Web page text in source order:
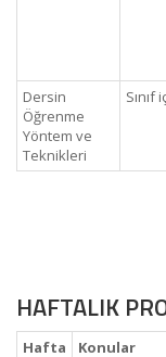
Dersin
Öğrenme
Yöntem ve
Teknikleri
HAFTALIK
Hafta Konular